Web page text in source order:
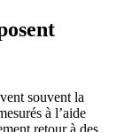
souvent la
à l’aide
retour à des